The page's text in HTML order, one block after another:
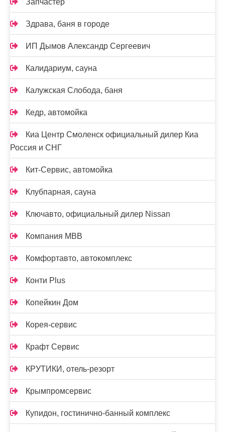
Запчастер
Здрава, баня в городе
ИП Дымов Александр Сергеевич
Калидариум, сауна
Калужская Слобода, баня
Кедр, автомойка
Киа Центр Смоленск официальный дилер Киа
Россия и СНГ
Кит-Сервис, автомойка
Клубпарная, сауна
Ключавто, официальный дилер Nissan
Компания МВВ
Комфортавто, автокомплекс
Конти Plus
Копейкин Дом
Корея-сервис
Крафт Сервис
КРУТИКИ, отель-резорт
Крымпромсервис
Купидон, гостинично-банный комплекс